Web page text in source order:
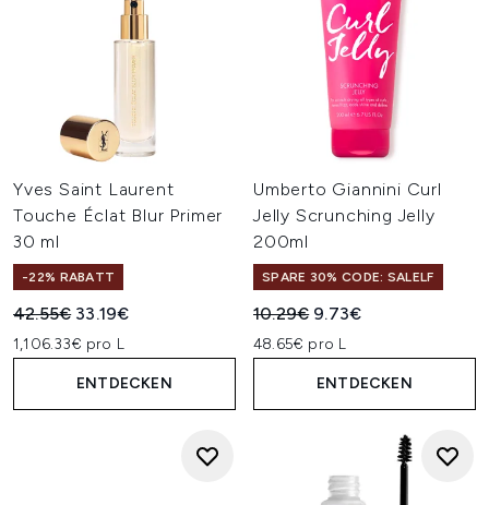
Yves Saint Laurent
Touche Éclat Blur Primer
30 ml
-22% RABATT
Unverbindliche Preisempfehlung:
42.55€ Aktueller Preis:
33.19€
1,106.33€ pro L
ENTDECKEN
Umberto Giannini Curl
Jelly Scrunching Jelly
200ml
SPARE 30% CODE: SALELF
Unverbindliche
10.29€ Aktueller Preis:
9.73€
48.65€ pro L
ENTDECKEN